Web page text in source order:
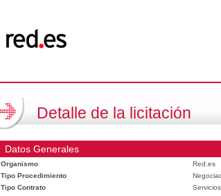
Detalle de la licitación
Datos Generales
Organismo
Red.es
Tipo Procedimiento
Tipo Contrato
Servicios